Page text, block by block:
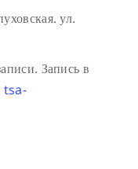
ул.
Запись в
tsa-